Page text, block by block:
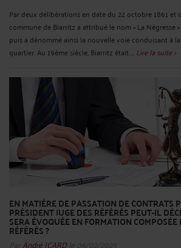
Par deux délibérations en date du 22 octobre 1861 et
commune de Biarritz a attribué le nom « La Négresse
puis a dénommé ainsi la nouvelle voie conduisant à
quartier. Au 19ème siècle, Biarritz était ... Lire la suite >
EN MATIÈRE DE PASSATION DE CONTRATS
PRÉSIDENT JUGE DES RÉFÉRÉS PEUT-IL
SERA ÉVOQUÉE EN FORMATION COMPOSÉE
RÉFÉRÉS ?
ParAndré ICARDle 06/02/2025